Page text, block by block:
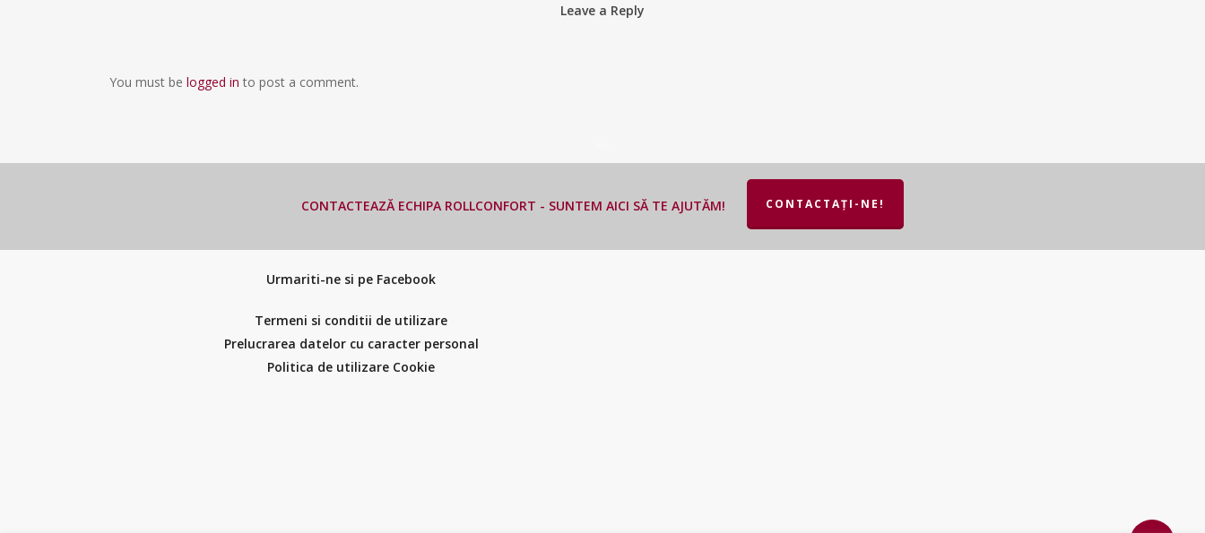
Leave a Reply
You must be logged in to post a comment.
CONTACTEAZĂ ECHIPA ROLLCONFORT - SUNTEM AICI SĂ TE AJUTĂM! CONTACTAȚI-NE!
Urmariti-ne si pe Facebook
Termeni si conditii de utilizare
Prelucrarea datelor cu caracter personal
Politica de utilizare Cookie